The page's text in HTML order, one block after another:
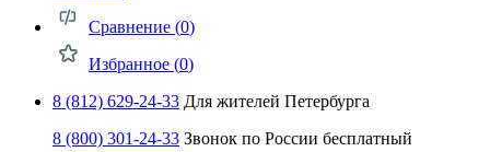
Сравнение (0)
Избранное (0)
8 (812) 629-24-33 Для жителей Петербурга
8 (800) 301-24-33 Звонок по России бесплатный